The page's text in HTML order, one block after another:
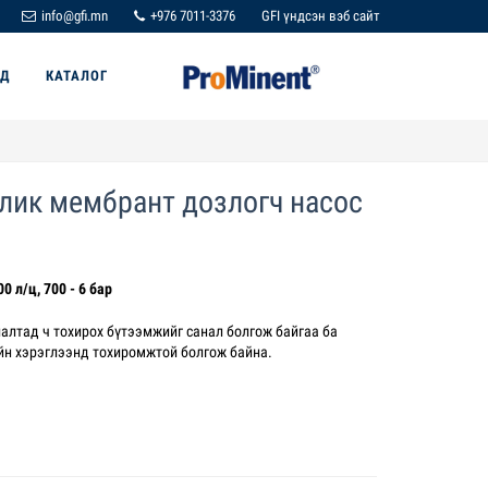
info@gfi.mn +976 7011-3376 GFI үндсэн вэб сайт
КАТАЛОГ
мембрант дозлогч насос
л/ц, 700 - 6 бар
ч тохирох бүтээмжийг санал болгож байгаа ба
хэрэглээнд тохиромжтой болгож байна.